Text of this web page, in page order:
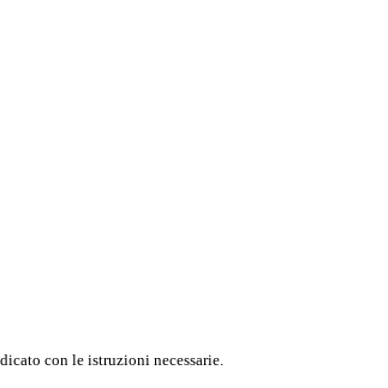
con le istruzioni necessarie.